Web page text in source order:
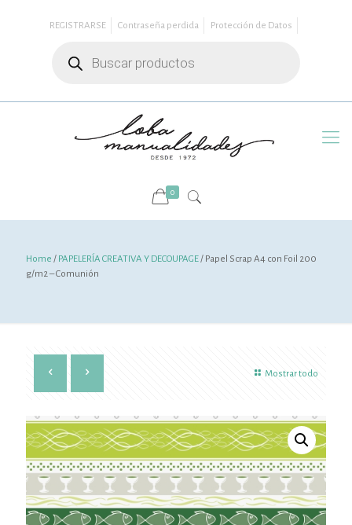
REGISTRARSE Contraseña perdida
Protección de Datos
productos
0
Home / PAPELERÍA CREATIVA Y DECOUPAGE/ Papel Scrap A4 con Foil 200
g/m2 – Comunión
Mostrar todo